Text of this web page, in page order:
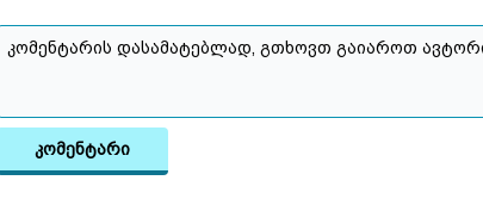
კომენტარი